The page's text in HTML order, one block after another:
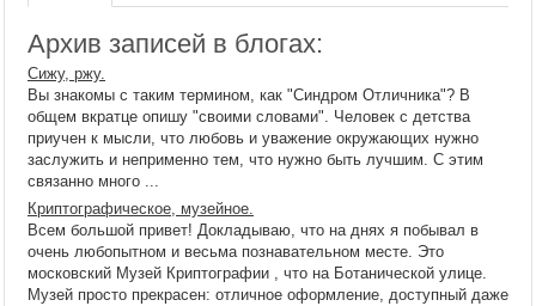
Архив записей в блогах:
Сижу, ржу.
Вы знакомы с таким термином, как "Синдром Отличника"? В
общем вкратце опишу "своими словами". Человек с детства
приучен к мысли, что любовь и уважение окружающих нужно
заслужить и неприменно тем, что нужно быть лучшим. С этим
связанно много ...
Криптографическое, музейное.
Всем большой привет! Докладываю, что на днях я побывал в
очень любопытном и весьма познавательном месте. Это
московский Музей Криптографии , что на Ботанической улице.
Музей просто прекрасен: отличное оформление, доступный даже